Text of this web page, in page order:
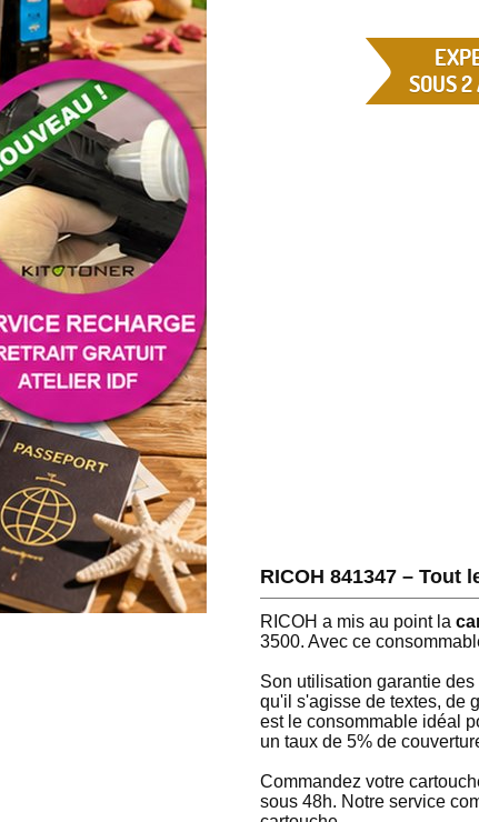
SOUS
RICOH 841347 – Tout
RICOH a mis au point la
3500. Avec ce
Son utilisation garantie
qu'il s'agisse de textes, de
est le consommable idéal
un taux de 5% de
Commandez votre
sous 48h. Notre service